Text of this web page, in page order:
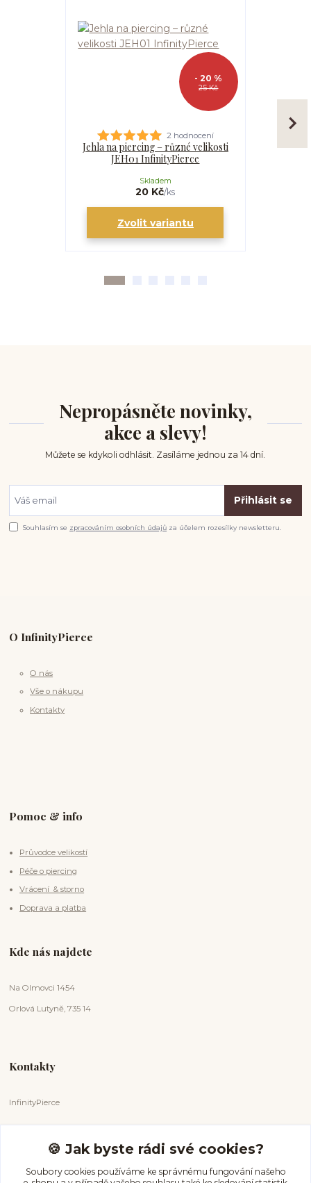
25 Kč
- 20 %
2 hodnocení
Jehla na piercing – různé velikosti
JEH01 InfinityPierce
20 Kč/ks
Skladem
Zvolit variantu
Nepropásněte novinky,
akce a slevy!
Můžete se kdykoli odhlásit. Zasíláme jednou za 14 dní.
Přihlásit se
Souhlasím se zpracováním osobních údajů za účelem rozesílky newsletteru.
O InfinityPierce
O nás
Vše o nákupu
Kontakty
Pomoc & info
Průvodce velikostí
Péče o piercing
Vrácení & storno
Doprava a platba
Kde nás najdete
Na Olmovci 1454
Orlová Lutyně, 735 14
Kontakty
InfinityPierce
+420 731 681 038
(Po-Ne, 9-18 hod.)
🍪 Jak byste rádi své cookies?
Soubory cookies používáme ke správnému fungování našeho